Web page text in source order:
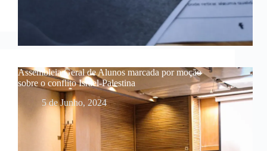
Assembleia Geral de Alunos marcada por moção
sobre o conflito Israel-Palestina
5 de Junho, 2024